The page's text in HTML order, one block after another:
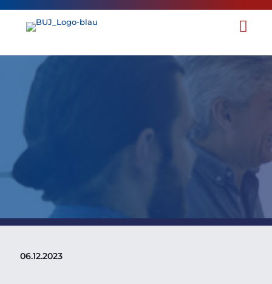
Schreiben des DAX40-General
an den Bundesminister für
06.12.2023